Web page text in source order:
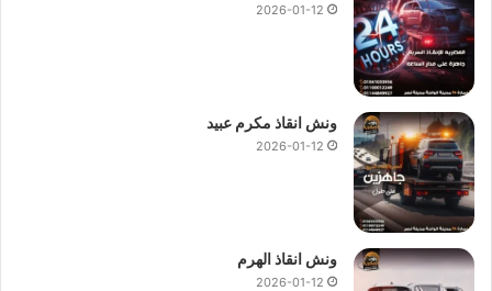
2026-01-12
ونش انقاذ مكرم عبيد
2026-01-12
ونش انقاذ الهرم
2026-01-12